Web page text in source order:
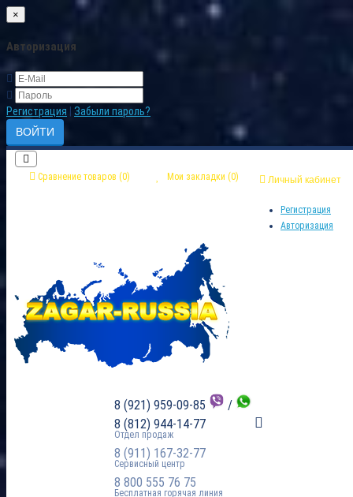
×
Авторизация
Регистрация Забыли пароль?
Личный кабинет
Регистрация
Авторизация
Мои закладки (0)
Сравнение товаров (0)
8 (921) 959-09-85
/
8 (812) 944-14-77
Отдел продаж
8 (911) 167-32-77
Сервисный центр
8 800 555 76 75
Бесплатная горячая линия